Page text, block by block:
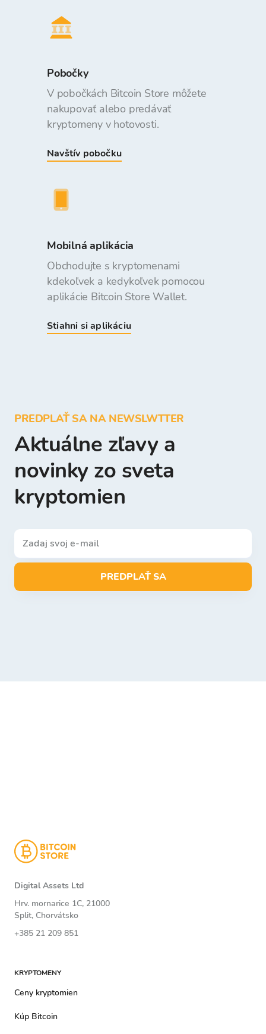
Pobočky
V pobočkách Bitcoin Store môžete
nakupovať alebo predávať
kryptomeny v hotovosti.
Navštív pobočku
Mobilná aplikácia
Obchodujte s kryptomenami
kdekoľvek a kedykoľvek pomocou
aplikácie Bitcoin Store Wallet.
Stiahni si aplikáciu
PREDPLAŤ SA NA NEWSLWTTER
Aktuálne zľavy a
novinky zo sveta
kryptomien
PREDPLAŤ SA
Digital Assets Ltd
Hrv. mornarice 1C, 21000
Split, Chorvátsko
+385 21 209 851
KRYPTOMENY
Ceny kryptomien
Kúp Bitcoin